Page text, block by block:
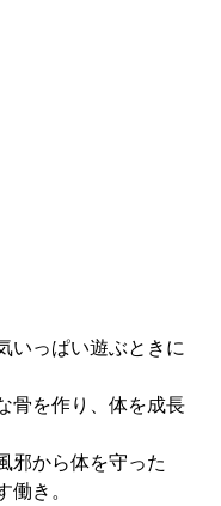
いっぱい遊ぶときに
骨を作り、体を成長
邪から体を守った
き。